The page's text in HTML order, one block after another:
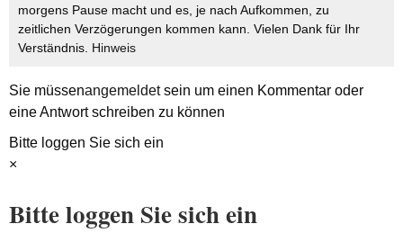
morgens Pause macht und es, je nach Aufkommen, zu
zeitlichen Verzögerungen kommen kann. Vielen Dank für Ihr
Verständnis. Hinweis
Sie müssenangemeldetsein um einen Kommentar oder
eine Antwort schreiben zu können
Bitte loggen Sie sich ein
×
Bitte loggen Sie sich ein